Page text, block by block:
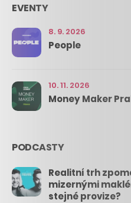
EVENTY
8. 9. 2026
People
10. 11. 2026
Money Maker
PODCASTY
Realitní trh
mizernými
stejné provize?